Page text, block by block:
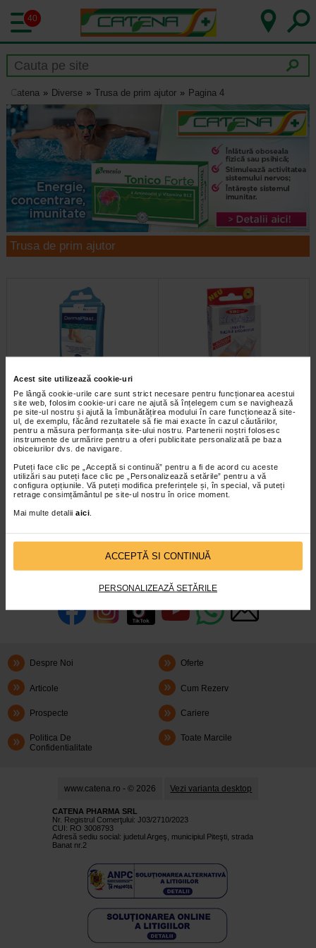
Acest site utilizează cookie-uri
Pe lângă cookie-urile care sunt strict necesare pentru funcționarea acestui
site web, folosim cookie-uri care ne ajută să înțelegem cum se navighează
pe site-ul nostru și ajută la îmbunătățirea modului în care funcționează site-
ul, de exemplu, făcând rezultatele să fie mai exacte în cazul căutărilor,
pentru a măsura performanța site-ului nostru. Partenerii noștri folosesc
instrumente de urmărire pentru a oferi publicitate personalizată pe baza
obiceiurilor dvs. de navigare.
Puteți face clic pe „Acceptă si continuă” pentru a fi de acord cu aceste
utilizări sau puteți face clic pe „Personalizează setările” pentru a vă
configura opțiunile. Vă puteți modifica preferințele și, în special, vă puteți
retrage consimțământul pe site-ul nostru în orice moment.
Mai multe detalii aici
ACCEPTĂ SI CONTINUĂ
PERSONALIZEAZĂ SETĂRILE
40
Catena Diverse Trusa de prim ajutor Pagina 4
Trusa de prim ajutor
Plasturi Hartmann Dermaplast
pentru vezicule mari
Plasturii Hartmann Dermaplast
pentru vezicule mari au fost
Plasturi sterili flexibili
combinati x 10 buc
Trusa de prim ajutor din fiecare
casa trebuie sa contina, obligatoriu,
infoline@catena.ro CallCenter
Despre Noi Oferte
Articole Cum Rezerv
Prospecte Cariere
Politica De
Confidentialitate
Toate Marcile
www.catena.ro - © 2026 Vezi varianta desktop
CATENA PHARMA SRL
Nr. Registrul Comerţului: J03/2710/2023
CUI: RO 3008793
Adresă sediu social: judetul Argeş, municipiul Piteşti, strada
Banat nr.2